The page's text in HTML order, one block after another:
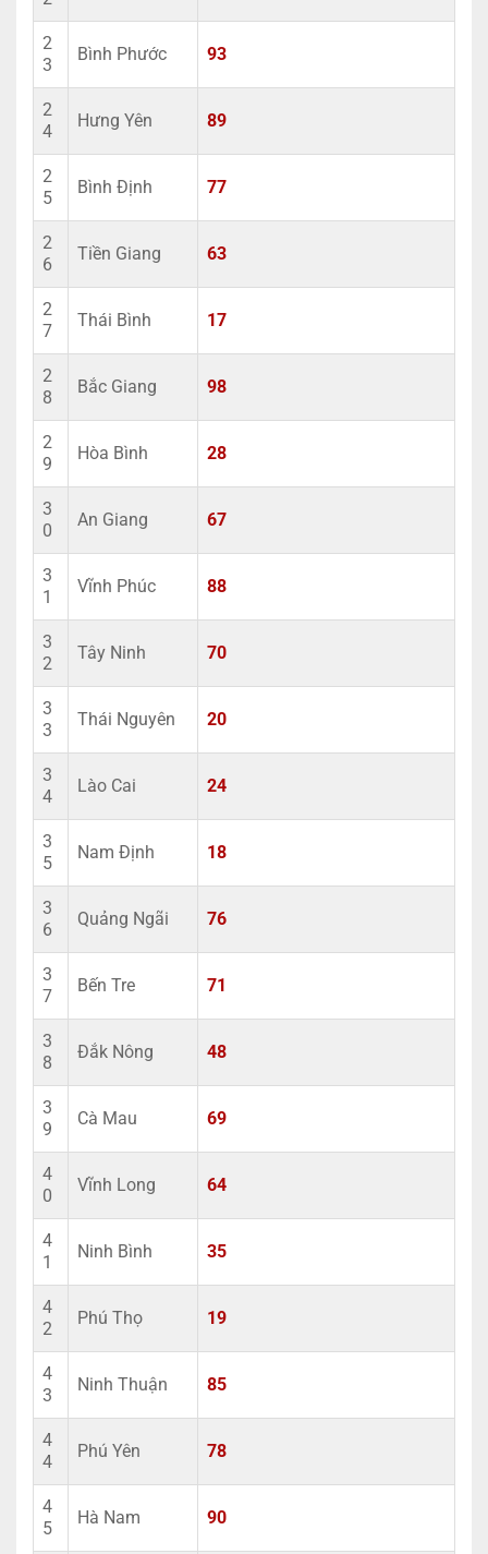
2
3
Bình Phước 93
2
4
Hưng Yên 89
2
5
Bình Định 77
2
6
Tiền Giang 63
2
7
Thái Bình 17
2
8
Bắc Giang 98
2
9
Hòa Bình 28
3
0
An Giang 67
3
1
Vĩnh Phúc 88
3
2
Tây Ninh 70
3
3
Thái Nguyên 20
3
4
Lào Cai 24
3
5
Nam Định 18
3
6
Quảng Ngãi 76
3
7
Bến Tre 71
3
8
Đắk Nông 48
3
9
Cà Mau 69
4
0
Vĩnh Long 64
4
1
Ninh Bình 35
4
2
Phú Thọ 19
4
3
Ninh Thuận 85
4
4
Phú Yên 78
4
5
Hà Nam 90